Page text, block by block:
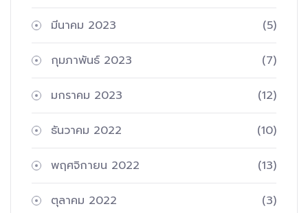
มีนาคม 2023 (5)
กุมภาพันธ์ 2023 (7)
มกราคม 2023 (12)
ธันวาคม 2022 (10)
พฤศจิกายน 2022 (13)
ตุลาคม 2022 (3)